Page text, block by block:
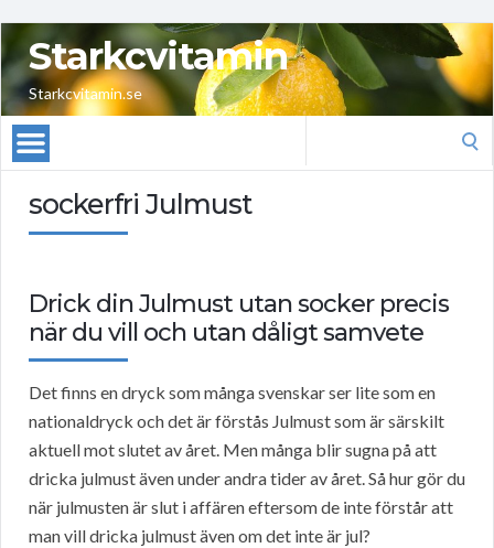
Starkcvitamin
Starkcvitamin.se
sockerfri Julmust
Drick din Julmust utan socker precis
när du vill och utan dåligt samvete
Det finns en dryck som många svenskar ser lite som en
nationaldryck och det är förstås Julmust som är särskilt
aktuell mot slutet av året. Men många blir sugna på att
dricka julmust även under andra tider av året. Så hur gör du
när julmusten är slut i affären eftersom de inte förstår att
man vill dricka julmust även om det inte är jul?